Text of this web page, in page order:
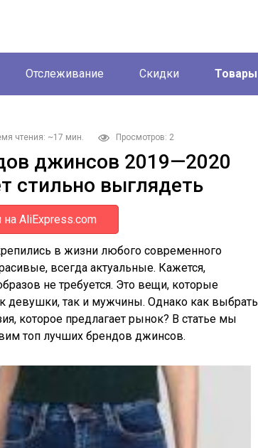
Отслеживание Скидки Товары
чтения: ~17 мин. Просмотров: 2
джинсов 2019—2020
стильно выглядеть
на AliExpress.com
в жизни любого современного
всегда актуальные. Кажется,
не требуется. Это вещи, которые
девушки, так и мужчины. Однако как выбрать
которое предлагает рынок? В статье мы
топ лучших брендов джинсов.